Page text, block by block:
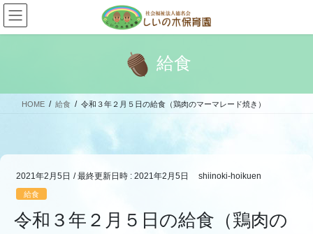
コ
ン
テ
ス
ナ
ビ
ゲ
ン
給食
HOME 給食 令和３年２月５日の給食（鶏肉のマーマレード焼き）
2021年2月5日 / 最終更新日時 : 2021年2月5日 shiinoki-hoikuen
給食
令和３年２月５日の給食（鶏肉の